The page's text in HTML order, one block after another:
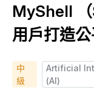
MyShell
用戶打造
中
級
Artificial
(AI)